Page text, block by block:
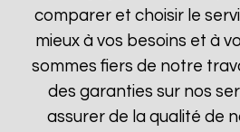
comparer et choisir le
mieux à vos besoins et à
sommes fiers de notre
des garanties sur nos
assurer de la qualité de